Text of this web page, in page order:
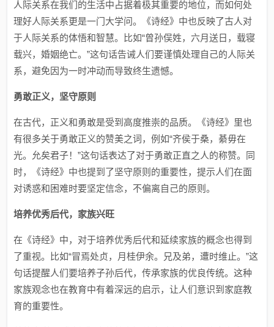
人际关系在我们的生活中占据着极其重要的地位，而如何处
理好人际关系更是一门大学问。《诗经》中也反映了古人对
于人际关系的体悟和智慧。比如“曾孙俣姓，六月送日，载寝
载兴，婚姻绝亡。”这句话告诫人们要谨慎处理自己的人际关
系，避免因为一时冲动而导致终生遗憾。
勇敢正义，坚守原则
在古代，正义和勇敢是受到高度推崇的品质。《诗经》里也
有很多关于勇敢正义的赞美之词，例如“齐侯于桑，綦毋在
光。允矣君子！”这句话表达了对于勇敢正直之人的称赞。同
时，《诗经》中也提到了坚守原则的重要性，提示人们在面
对诱惑和困难时要坚定信念，不偏离自己的原则。
培养优秀后代，家族兴旺
在《诗经》中，对于培养优秀后代和延续家族的概念也得到
了重视。比如“冒焉处贞，月桂伊余。兄及弟，遭时维止。”这
句话提醒人们要培养子孙后代，传承家族的优良传统。这种
家族观念也在教育中有着深远的启示，让人们意识到家庭教
育的重要性。